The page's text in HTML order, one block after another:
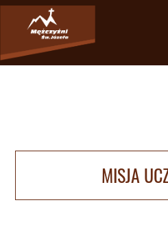
MISJA